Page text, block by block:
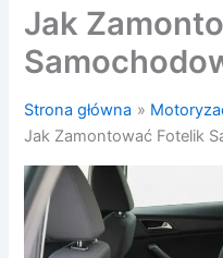
Jak
Strona główna
Jak Zamontować Fotelik